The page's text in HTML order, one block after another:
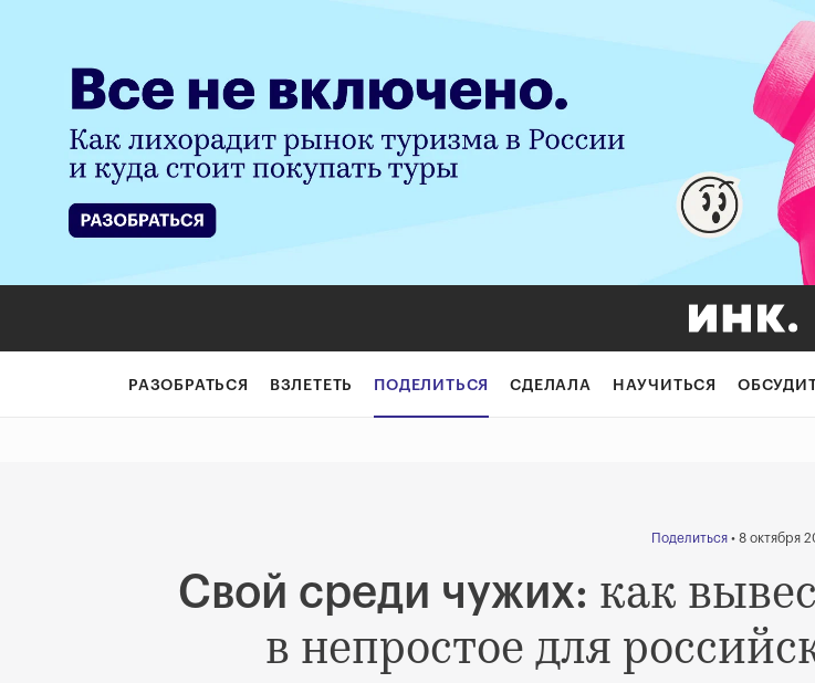
Свой среди чужих: как
РАЗОБРАТЬСЯ ВЗЛЕТЕТЬ ПОДЕЛИТЬСЯ СДЕЛАЛА НАУЧИТЬСЯ
Поделиться• 8 октября
Свой среди чужих: как
в непростое для